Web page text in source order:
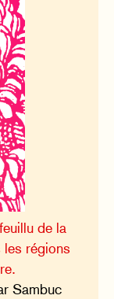
de la
les régions
Sambuc